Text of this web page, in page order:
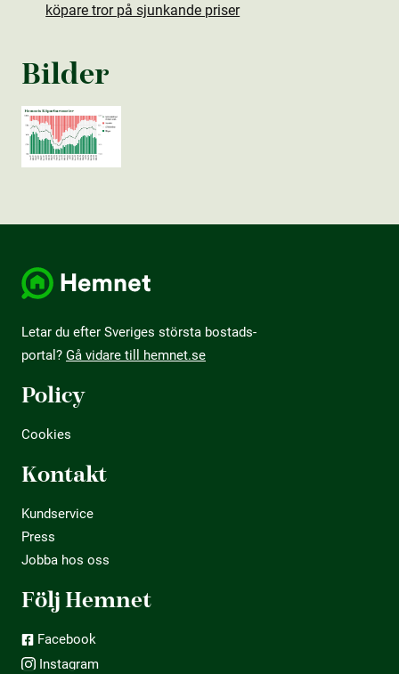
köpare tror på sjunkande priser
Bilder
Letar du efter Sveriges största bostads­
portal? Gå vidare till hemnet.se
Policy
Cookies
Kontakt
Kundservice
Press
Jobba hos oss
Följ Hemnet
Facebook
Instagram